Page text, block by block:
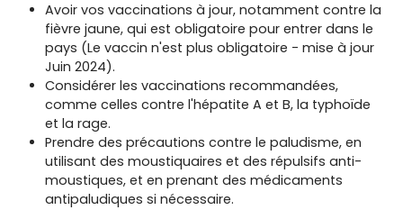
Avoir vos vaccinations à jour, notamment contre la
fièvre jaune, qui est obligatoire pour entrer dans le
pays (Le vaccin n'est plus obligatoire - mise à jour
Juin 2024).
Considérer les vaccinations recommandées,
comme celles contre l'hépatite A et B, la typhoïde
et la rage.
Prendre des précautions contre le paludisme, en
utilisant des moustiquaires et des répulsifs anti-
moustiques, et en prenant des médicaments
antipaludiques si nécessaire.